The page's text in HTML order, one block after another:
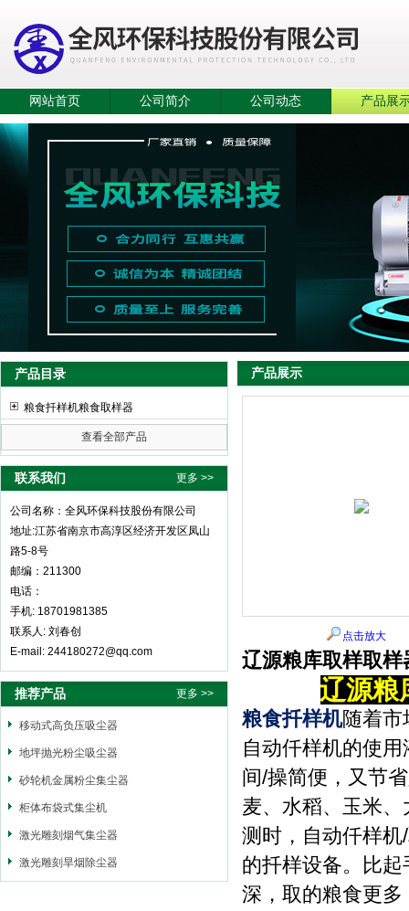
网站首页 公司简介 公司动态 产品展
产品目录
粮食扦样机粮食取样器
查看全部产品
联系我们 更多 >>
公司名称：全风环保科技股份有限公司
地址:江苏省南京市高淳区经济开发区凤山
路5-8号
邮编：211300
电话：
手机: 18701981385
联系人: 刘春创
E-mail: 244180272@qq.com
推荐产品 更多 >>
移动式高负压吸尘器
地坪抛光粉尘吸尘器
砂轮机金属粉尘集尘器
柜体布袋式集尘机
激光雕刻烟气集尘器
激光雕刻旱烟除尘器
产品展示
点击放大
辽源粮库取样取样
辽源粮
粮食扦样机随着市
自动仟样机的使
间/操简便，又节
麦、水稻、玉米
测时，自动仟样
的扦样设备。比
深，取的粮食更